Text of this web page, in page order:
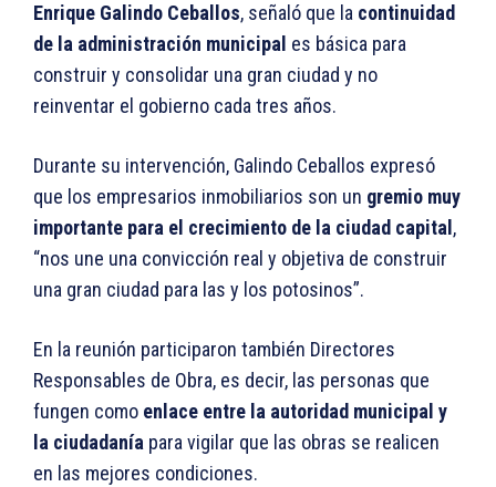
Enrique Galindo Ceballos, señaló que la continuidad
de la administración municipal es básica para
construir y consolidar una gran ciudad y no
reinventar el gobierno cada tres años.
Durante su intervención, Galindo Ceballos expresó
que los empresarios inmobiliarios son un gremio muy
importante para el crecimiento de la ciudad capital ,
“nos une una convicción real y objetiva de construir
una gran ciudad para las y los potosinos”.
En la reunión participaron también Directores
Responsables de Obra, es decir, las personas que
fungen como enlace entre la autoridad municipal y
la ciudadanía para vigilar que las obras se realicen
en las mejores condiciones.